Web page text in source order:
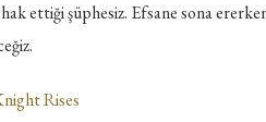
ettiği şüphesiz. Efsane sona
Rises